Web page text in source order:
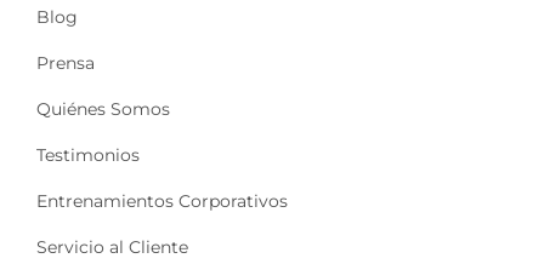
Blog
Prensa
Quiénes Somos
Testimonios
Entrenamientos Corporativos
Servicio al Cliente